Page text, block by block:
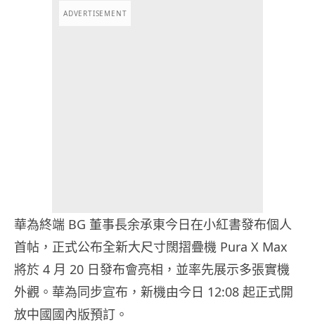
ADVERTISEMENT
華為終端 BG 董事長余承東今日在小紅書發布個人
首帖，正式公布全新大尺寸闊摺疊機 Pura X Max
將於 4 月 20 日發布會亮相，並率先展示多張實機
外觀。華為同步宣布，新機由今日 12:08 起正式開
放中國國內版預訂。